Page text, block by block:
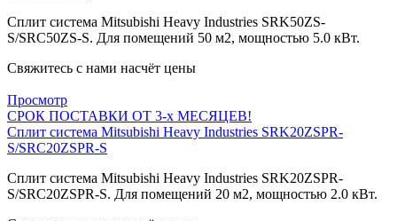
Сплит система Mitsubishi Heavy Industries SRK50ZS-
S/SRC50ZS-S. Для помещений 50 м2, мощностью 5.0 кВт.
Свяжитесь с нами насчёт цены
Просмотр
СРОК ПОСТАВКИ ОТ 3-х МЕСЯЦЕВ!
Сплит система Mitsubishi Heavy Industries SRK20ZSPR-
S/SRC20ZSPR-S
Сплит система Mitsubishi Heavy Industries SRK20ZSPR-
S/SRC20ZSPR-S. Для помещений 20 м2, мощностью 2.0 кВт.